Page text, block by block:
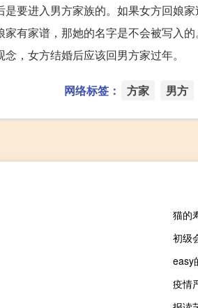
要进入男方家族的。如果女方回娘
有家谱，那她的名字是不会被写入
，女方结婚后应该回男方家过年。
网络标签： 方家 男方
猫的
初级
easy
疫情